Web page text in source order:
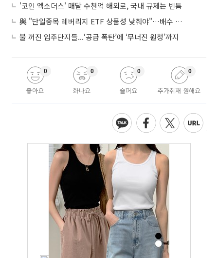
'코인 엑소더스' 매달 수천억 해외로, 국내 규제는 빈틈
與 "단일종목 레버리지 ETF 상품성 낮춰야"…배수 조정안도 거론
불 꺼진 입주단지들...‘공급 폭탄’에 ‘무너진 원청’까지
좋아요
0
화나요
0
슬퍼요
0
추가취재 원해요
0